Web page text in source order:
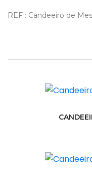
REF : Candeeiro de